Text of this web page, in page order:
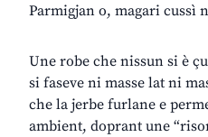
Parmigjan o, magari cussì
Une robe che nissun si è
si faseve ni masse lat ni
che la jerbe furlane e
ambient, doprant une